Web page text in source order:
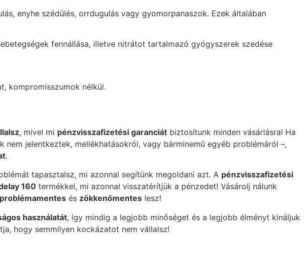
enyhe szédülés, orrdugulás vagy gyomorpanaszok. Ezek általában
fennállása, illetve nitrátot tartalmazó gyógyszerek szedése
kompromisszumok nélkül.
, mivel mi pénzvisszafizetési garanciát biztosítunk minden vásárlásra! Ha
jelentkeztek, mellékhatásokról, vagy bárminemű egyéb problémáról –,
.
tapasztalsz, mi azonnal segítünk megoldani azt. A pénzvisszafizetési
160 termékkel, mi azonnal visszatérítjük a pénzedet! Vásárolj nálunk
problémamentes és zökkenőmentes lesz!
használatát, így mindig a legjobb minőséget és a legjobb élményt kínáljuk
hogy semmilyen kockázatot nem vállalsz!